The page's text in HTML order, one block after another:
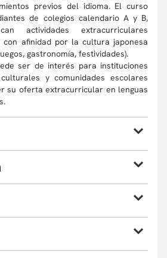
previos del idioma. El curso
de colegios calendario A y B,
actividades extracurriculares
con afinidad por la cultura japonesa
gastronomía, festividades).
ser de interés para instituciones
y comunidades escolares
su oferta extracurricular en lenguas
los silabarios hiragana y katakana, al
comunicativas sencillas:
japonesa (comidas, animales,
opcionales.
medida que avanza en misiones
en los fundamentos del idioma y la